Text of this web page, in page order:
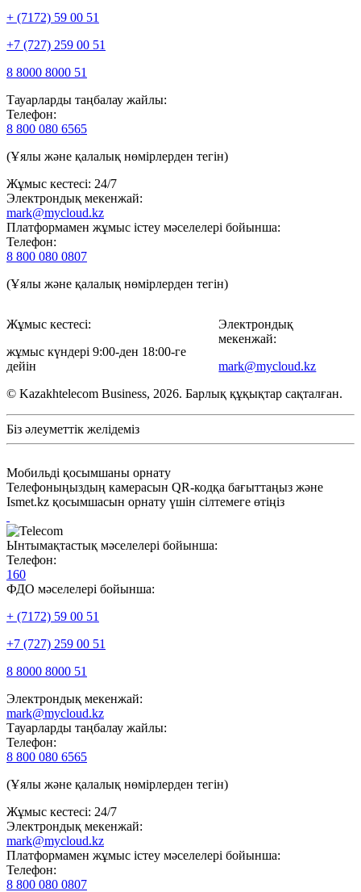
+ (7172) 59 00 51
+7 (727) 259 00 51
8 8000 8000 51
Тауарларды таңбалау жайлы:
Телефон:
8 800 080 6565
(Ұялы және қалалық нөмірлерден тегін)
Жұмыс кестесі: 24/7
Электрондық мекенжай:
mark@mycloud.kz
Платформамен жұмыс істеу мәселелері бойынша:
Телефон:
8 800 080 0807
(Ұялы және қалалық нөмірлерден тегін)
Жұмыс кестесі:
жұмыс күндері 9:00-ден 18:00-ге
дейін
Электрондық
мекенжай:
mark@mycloud.kz
© Kazakhtelecom Business, 2026. Барлық құқықтар сақталған.
Біз әлеуметтік желідеміз
Мобильді қосымшаны орнату
Телефоныңыздың камерасын QR-кодқа бағыттаңыз және
Ismet.kz қосымшасын орнату үшін сілтемеге өтіңіз
Ынтымақтастық мәселелері бойынша:
Телефон:
160
ФДО мәселелері бойынша:
+ (7172) 59 00 51
+7 (727) 259 00 51
8 8000 8000 51
Электрондық мекенжай:
mark@mycloud.kz
Тауарларды таңбалау жайлы:
Телефон:
8 800 080 6565
(Ұялы және қалалық нөмірлерден тегін)
Жұмыс кестесі: 24/7
Электрондық мекенжай:
mark@mycloud.kz
Платформамен жұмыс істеу мәселелері бойынша:
Телефон:
8 800 080 0807